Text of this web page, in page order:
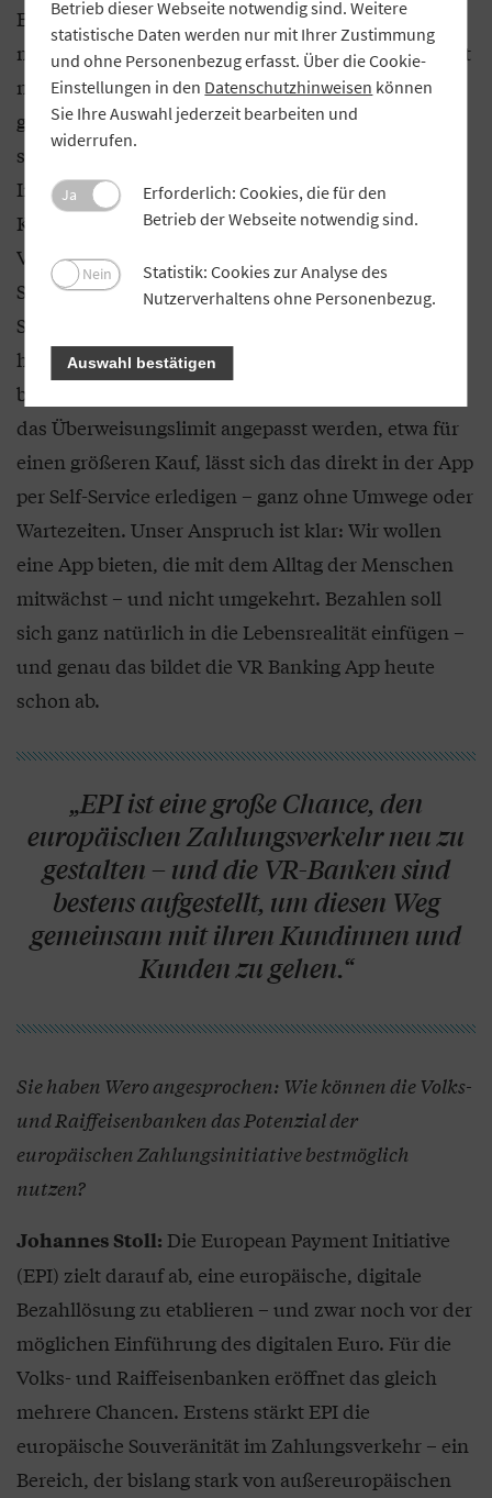
Einführung von Wero. Damit schaffen wir eine
moderne Alternative, die das mobile Bezahlen nicht
nur komfortabler, sondern auch
grenzüberschreitend möglich macht – schnell,
sicher und jederzeit. Auch die anstehende
Integration der Pay App spielt eine wichtige Rolle:
Kundinnen und Kunden können so direkt aus der
VR Banking App heraus kontaktlos mit dem
Smartphone oder Wearables bezahlen – ob an der
Supermarktkasse, im Café oder online. Darüber
hinaus achten wir darauf, dass die App auch in
besonderen Situationen flexibel bleibt. Muss etwa
das Überweisungslimit angepasst werden, etwa für
einen größeren Kauf, lässt sich das direkt in der App
per Self-Service erledigen – ganz ohne Umwege oder
Wartezeiten. Unser Anspruch ist klar: Wir wollen
eine App bieten, die mit dem Alltag der Menschen
mitwächst – und nicht umgekehrt. Bezahlen soll
sich ganz natürlich in die Lebensrealität einfügen –
und genau das bildet die VR Banking App heute
schon ab.
„EPI ist eine große Chance, den
europäischen Zahlungsverkehr neu zu
gestalten – und die VR-Banken sind
bestens aufgestellt, um diesen Weg
gemeinsam mit ihren Kundinnen und
Kunden zu gehen.“
Sie haben Wero angesprochen: Wie können die Volks-
und Raiffeisenbanken das Potenzial der
europäischen Zahlungsinitiative bestmöglich
nutzen?
Johannes Stoll: Die European Payment Initiative
(EPI) zielt darauf ab, eine europäische, digitale
Bezahllösung zu etablieren – und zwar noch vor der
möglichen Einführung des digitalen Euro. Für die
Volks- und Raiffeisenbanken eröffnet das gleich
mehrere Chancen. Erstens stärkt EPI die
europäische Souveränität im Zahlungsverkehr – ein
Bereich, der bislang stark von außereuropäischen
Betrieb dieser Webseite notwendig sind. Weitere
statistische Daten werden nur mit Ihrer Zustimmung
und ohne Personenbezug erfasst. Über die Cookie-
Einstellungen in den Datenschutzhinweisen können
Sie Ihre Auswahl jederzeit bearbeiten und
widerrufen.
Ja
Erforderlich: Cookies, die für den
Betrieb der Webseite notwendig sind.
Nein
Statistik: Cookies zur Analyse des
Nutzerverhaltens ohne Personenbezug.
Auswahl bestätigen